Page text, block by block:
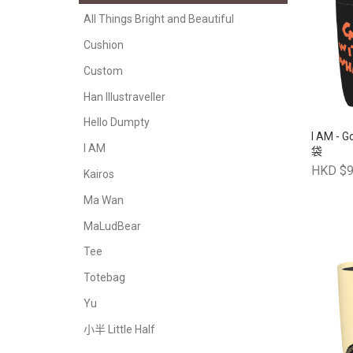
All Things Bright and Beautiful
Cushion
Custom
Han Illustraveller
Hello Dumpty
I AM
Kairos
Ma Wan
MaLudBear
Tee
Totebag
Yu
小半 Little Half
I AM -
袋
HKD